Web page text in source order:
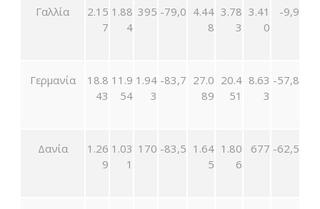
Γαλλία
2.15
7
1.88
4
395 -79,0 4.44
8
3.78
3
3.41
0
-9,9
Γερμανία
18.8
43
11.9
54
1.94
3
-83,7 27.0
89
20.4
51
8.63
3
-57,8
Δανία
1.26
9
1.03
1
170 -83,5 1.64
5
1.80
6
677 -62,5